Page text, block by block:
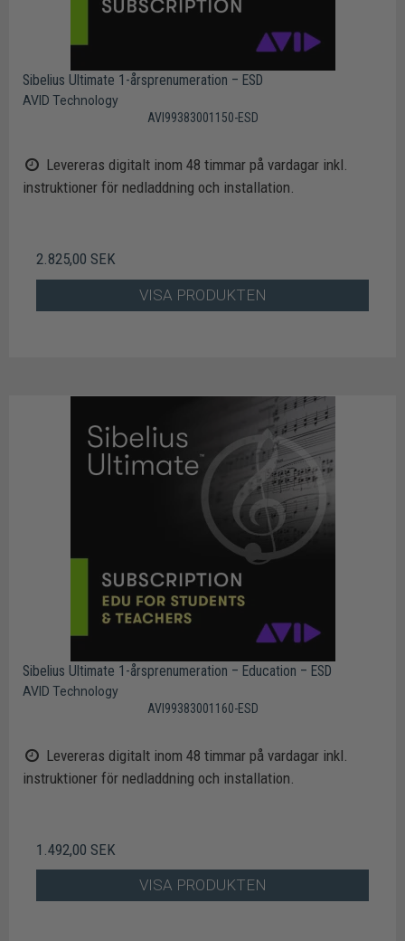
Sibelius Ultimate 1-årsprenumeration – ESD
AVID Technology
AVI99383001150-ESD
Levereras digitalt inom 48 timmar på vardagar inkl.
instruktioner för nedladdning och installation.
2.825,00 SEK
VISA PRODUKTEN
Sibelius Ultimate 1-årsprenumeration – Education – ESD
AVID Technology
AVI99383001160-ESD
Levereras digitalt inom 48 timmar på vardagar inkl.
instruktioner för nedladdning och installation.
1.492,00 SEK
VISA PRODUKTEN